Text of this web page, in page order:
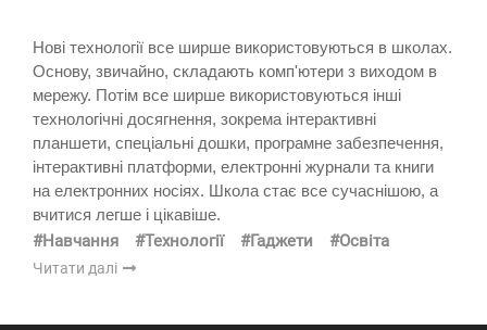
Нові технології все ширше використовуються в школах.
Основу, звичайно, складають комп'ютери з виходом в
мережу. Потім все ширше використовуються інші
технологічні досягнення, зокрема інтерактивні
планшети, спеціальні дошки, програмне забезпечення,
інтерактивні платформи, електронні журнали та книги
на електронних носіях. Школа стає все сучаснішою, а
вчитися легше і цікавіше.
#Навчання #Технології #Гаджети #Освіта
Читати далі